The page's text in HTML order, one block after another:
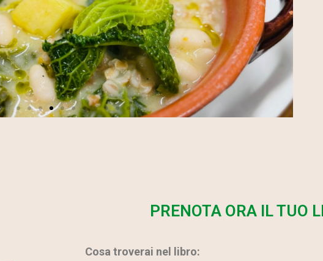
Una deliziosa zuppa vegetariana
Leggi
PRENOTA ORA IL TUO
Cosa troverai nel libro: